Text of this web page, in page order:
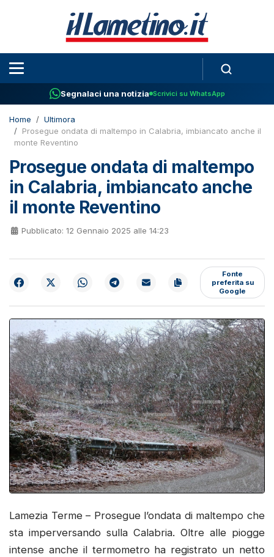
Segnalaci una notizia Scrivici su WhatsApp
Home
Ultimora
Prosegue ondata di maltempo in Calabria, imbiancato anche il
monte Reventino
Prosegue ondata di maltempo
in Calabria, imbiancato anche
il monte Reventino
Pubblicato: 12 Gennaio 2025 alle 14:23
Fonte
preferita su
Google
Lamezia Terme – Prosegue l’ondata di maltempo che
sta imperversando sulla Calabria. Oltre alle piogge
intense anche il termometro ha registrato un netto